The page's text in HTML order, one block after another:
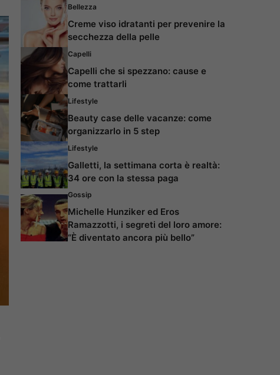
Bellezza
Creme viso idratanti per prevenire la
secchezza della pelle
Capelli
Capelli che si spezzano: cause e
come trattarli
Lifestyle
Beauty case delle vacanze: come
organizzarlo in 5 step
Lifestyle
Galletti, la settimana corta è realtà:
34 ore con la stessa paga
Gossip
Michelle Hunziker ed Eros
Ramazzotti, i segreti del loro amore:
“È diventato ancora più bello”